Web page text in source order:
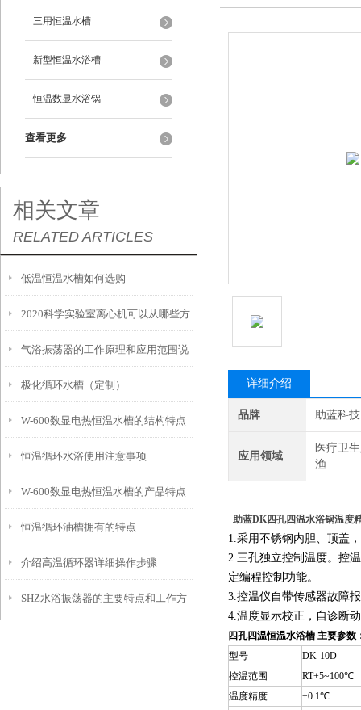
三用恒温水槽
新型恒温水浴槽
恒温数显水浴锅
查看更多
相关文章
RELATED ARTICLES
低温恒温水槽如何选购
2020科学实验室离心机可以从哪些方
面进行分类
气浴振荡器的工作原理和应用范围说
明
极化循环水槽（定制）
W-600数显电热恒温水槽的结构特点
与注意事项
恒温循环水浴使用注意事项
W-600数显电热恒温水槽的产品特点
和工作程序
恒温循环油槽拥有的特点
介绍高温循环器详细操作步骤
SHZ水浴振荡器的主要特点和工作方
详细介绍
品牌 助蓝科技
应用领域
医疗卫
渔
助蓝DK四孔四温水浴锅温度
1.采用不锈钢内胆、顶盖
2.三孔独立控制温度。控
定编程控制功能。
3.控温仪自带传感器故障
4.温度显示校正，自诊断
四孔四温恒温水浴槽 主要参数
型号
DK-10D
控温范围
RT+5~100℃
温度精度
±0.1℃